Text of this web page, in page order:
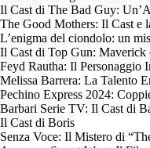
Il Cast di The Bad Guy:
The Good Mothers: Il Cast e
L’enigma del ciondolo: un
Il Cast di Top Gun: Maverick
Feyd Rautha: Il Personaggio
Melissa Barrera: La Talento
Pechino Express 2024:
Barbari Serie TV: Il Cast di
Il Cast di Boris
Senza Voce: Il Mistero di